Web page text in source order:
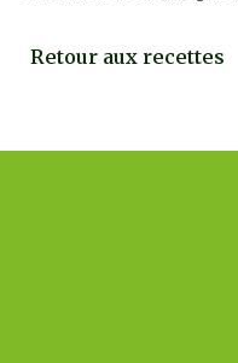
Retour aux recettes